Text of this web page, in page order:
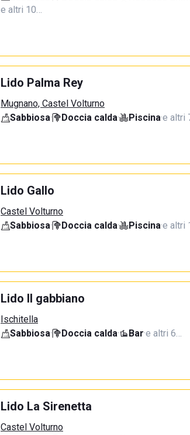
e altri 10…
Lido Palma Rey
Mugnano, Castel Volturno
Sabbiosa· Doccia calda· Piscina·e altri
Lido Gallo
Castel Volturno
Sabbiosa· Doccia calda· Piscina·e altri
Lido Il gabbiano
Ischitella
Sabbiosa· Doccia calda· Bar·e altri 6…
Lido La Sirenetta
Castel Volturno